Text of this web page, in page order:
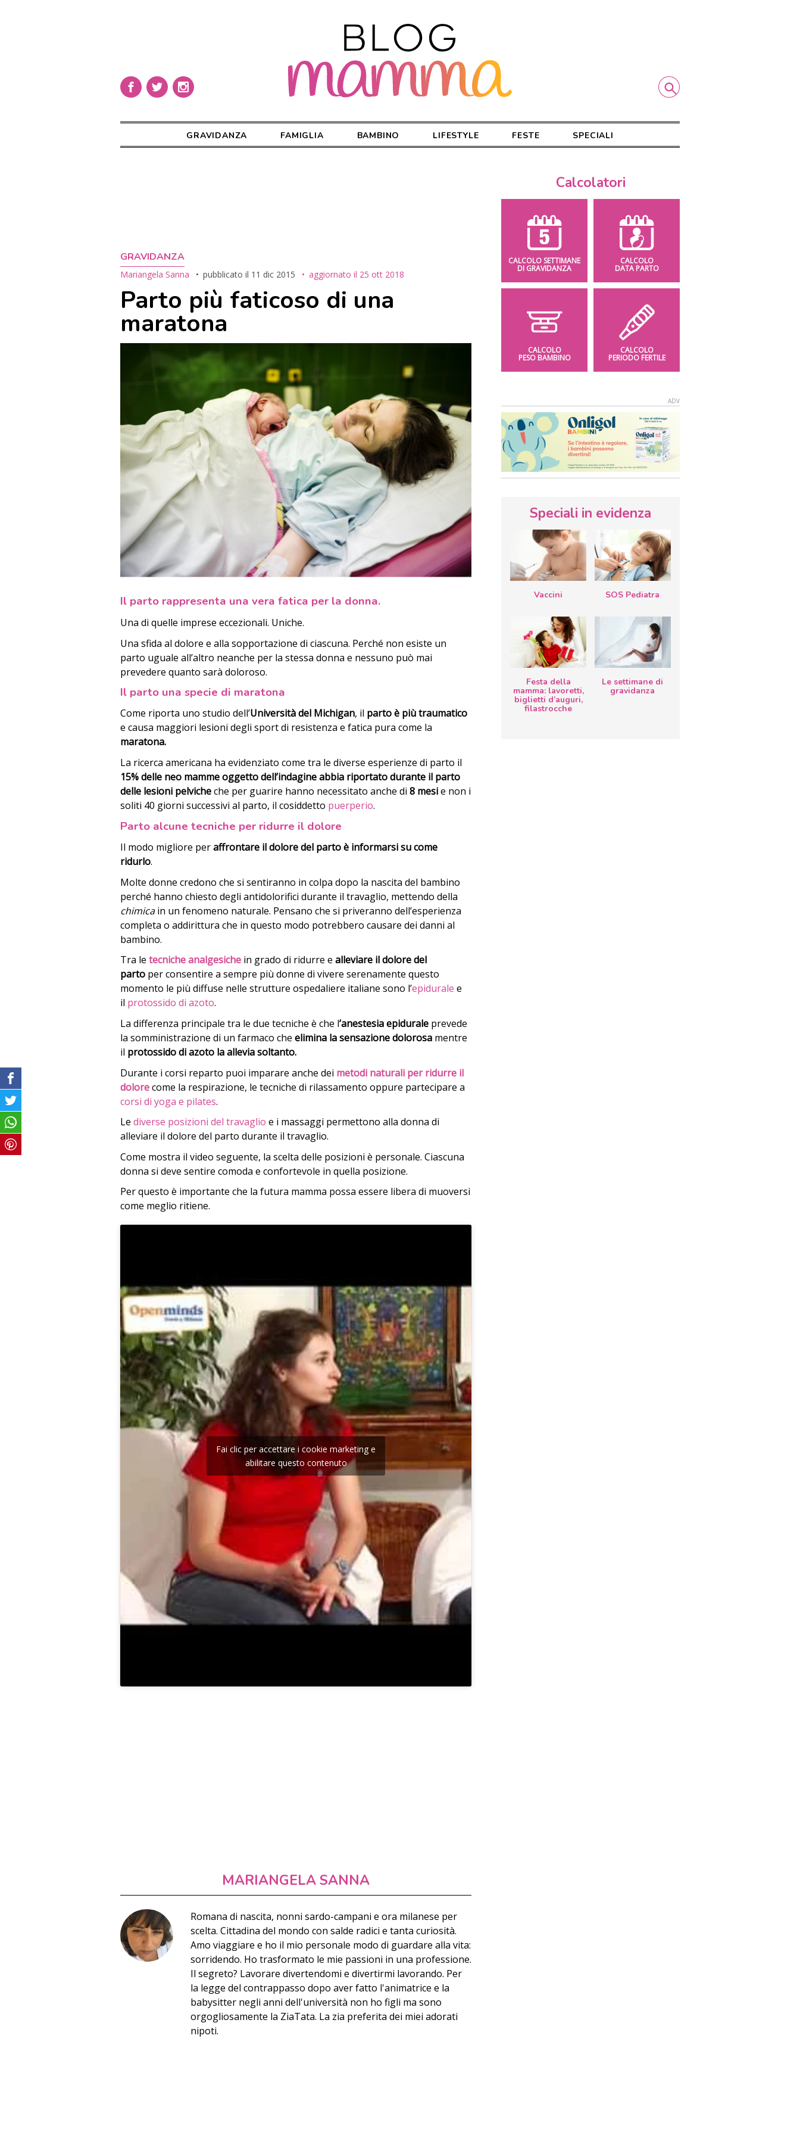
GRAVIDANZA FAMIGLIA BAMBINO LIFESTYLE FESTE SPECIALI
GRAVIDANZA
Mariangela Sanna pubblicato il 11 dic 2015 aggiornato il 25 ott 2018
Parto più faticoso di una
maratona
Il parto rappresenta una vera fatica per la donna.
Una di quelle imprese eccezionali. Uniche.
Una sfida al dolore e alla sopportazione di ciascuna. Perché non esiste un
parto uguale all’altro neanche per la stessa donna e nessuno può mai
prevedere quanto sarà doloroso.
Il parto una specie di maratona
Come riporta uno studio dell’Università del Michigan, il parto è più traumatico
e causa maggiori lesioni degli sport di resistenza e fatica pura come la
maratona.
La ricerca americana ha evidenziato come tra le diverse esperienze di parto il
15% delle neo mamme oggetto dell’indagine abbia riportato durante il parto
delle lesioni pelvicheche per guarire hanno necessitato anche di 8 mesie non i
soliti 40 giorni successivi al parto, il cosiddetto puerperio.
Parto alcune tecniche per ridurre il dolore
Il modo migliore peraffrontare il dolore del parto è informarsi su come
ridurlo.
Molte donne credono che si sentiranno in colpa dopo la nascita del bambino
perché hanno chiesto degli antidolorifici durante il travaglio, mettendo della
chimicain un fenomeno naturale. Pensano che si priveranno dell’esperienza
completa o addirittura che in questo modo potrebbero causare dei danni al
bambino.
Tra le tecniche analgesiche in grado di ridurre e alleviare il dolore del
parto per consentire a sempre più donne di vivere serenamente questo
momento le più diffuse nelle strutture ospedaliere italiane sono l’epidurale e
il protossido di azoto.
La differenza principale tra le due tecniche è che l’anestesia epidurale prevede
la somministrazione di un farmaco che elimina la sensazione dolorosa mentre
il protossido di azoto la allevia soltanto.
Durante i corsi reparto puoi imparare anche dei metodi naturali per ridurre il
dolorecome la respirazione, le tecniche di rilassamento oppure partecipare a
corsi di yoga e pilates.
Le diverse posizioni del travaglio e i massaggi permettono alla donna di
alleviare il dolore del parto durante il travaglio.
Come mostra il video seguente, la scelta delle posizioni è personale. Ciascuna
donna si deve sentire comoda e confortevole in quella posizione.
Per questo è importante che la futura mamma possa essere libera di muoversi
come meglio ritiene.
Fai clic per accettare i cookie marketing e
abilitare questo contenuto
MARIANGELA SANNA
Romana di nascita, nonni sardo-campani e ora milanese per
scelta. Cittadina del mondo con salde radici e tanta curiosità.
Amo viaggiare e ho il mio personale modo di guardare alla vita:
sorridendo. Ho trasformato le mie passioni in una professione.
Il segreto? Lavorare divertendomi e divertirmi lavorando. Per
la legge del contrappasso dopo aver fatto l'animatrice e la
babysitter negli anni dell'università non ho figli ma sono
orgogliosamente la ZiaTata. La zia preferita dei miei adorati
nipoti.
Calcolatori
CALCOLO SETTIMANE
DI GRAVIDANZA
CALCOLO
DATA PARTO
CALCOLO
PESO BAMBINO
CALCOLO
PERIODO FERTILE
Speciali in evidenza
Vaccini SOS Pediatra
Festa della
mamma: lavoretti,
biglietti d’auguri,
filastrocche
Le settimane di
gravidanza